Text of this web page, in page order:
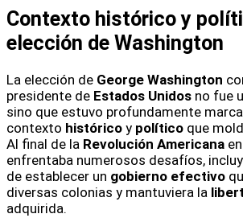
Contexto histórico y
elección de Washington
La elección de George Washington
presidente de Estados Unidos no fue
sino que estuvo profundamente
contexto histórico y político que
Al final de la Revolución Americana
enfrentaba numerosos desafíos,
de establecer un gobierno efectivo
diversas colonias y mantuviera la
adquirida.